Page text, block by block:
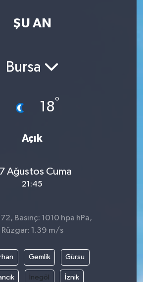
ŞU AN
Bursa
18°
Açık
Ağustos Cuma
21:45
Basınç: 1010 hpa hPa,
Rüzgar: 1.39 m/s
Gemlik Gürsu
İnegöl İznik